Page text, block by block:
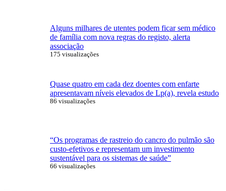
Alguns milhares de utentes podem ficar sem médico
de família com nova regras do registo, alerta
associação
175 visualizações
Quase quatro em cada dez doentes com enfarte
apresentavam níveis elevados de Lp(a), revela estudo
86 visualizações
“Os programas de rastreio do cancro do pulmão são
custo-efetivos e representam um investimento
sustentável para os sistemas de saúde”
66 visualizações